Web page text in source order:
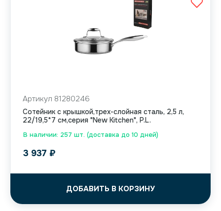
В наличии: 257 шт. (доставка до 10 дней)
Артикул 81280246
Сотейник с крышкой,трех-слойная сталь, 2,5 л,
22/19,5*7 см,серия "New Kitchen", P.L.
3 937 ₽
ДОБАВИТЬ В КОРЗИНУ